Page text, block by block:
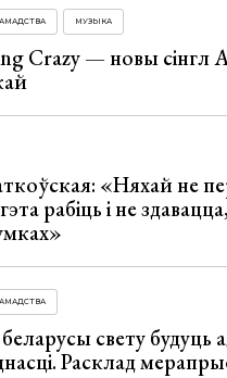
МУЗЫКА
Crazy — новы сінгл
«Няхай не
рабіць і не
беларусы свету будуць
Расклад